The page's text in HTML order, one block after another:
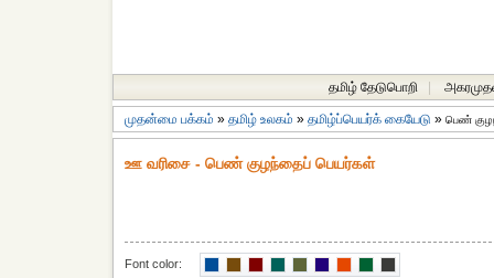
தமிழ் தேடுபொறி
முதன்மை பக்கம் » தமிழ் உலகம் » தமிழ்ப்பெயர்க் கையேடு » பெண்
ஊ வரிசை - பெண் குழந்தைப் பெயர்கள்
Font color: